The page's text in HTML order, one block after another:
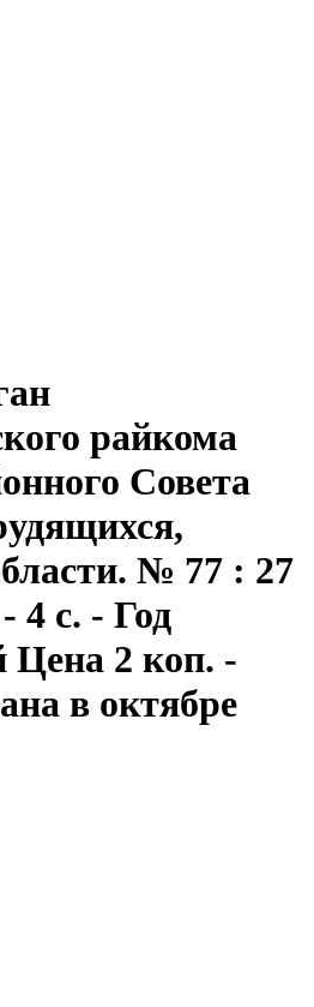
райкома
Совета
№ 77 : 27
4 с. - Год
Цена 2 коп. -
в октябре